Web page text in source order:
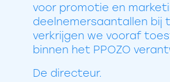
voor promotie en
deelnemersaantallen bij
verkrijgen we vooraf
binnen het PPOZO
De directeur.